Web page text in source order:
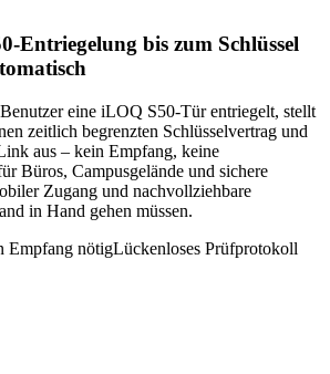
Entriegelung bis zum Schlüssel
eine iLOQ S50-Tür entriegelt, stellt
zeitlich begrenzten Schlüsselvertrag und
aus – kein Empfang, keine
Büros, Campusgelände und sichere
Zugang und nachvollziehbare
in Hand gehen müssen.
Empfang nötigLückenloses Prüfprotokoll